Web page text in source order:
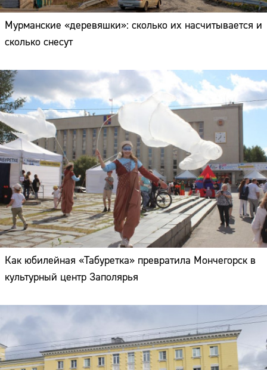
Мурманские «деревяшки»: сколько их насчитывается и
сколько снесут
Как юбилейная «Табуретка» превратила Мончегорск в
культурный центр Заполярья